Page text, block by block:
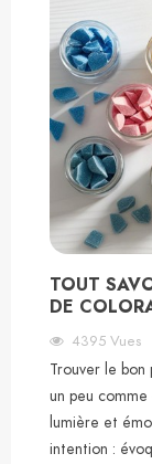
TOUT
DE
4395 Vues
Trouver le bon
un peu
lumière et
intention :